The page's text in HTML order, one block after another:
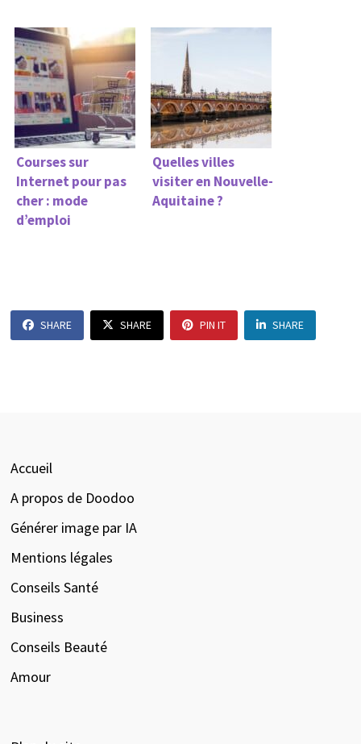
Courses sur
Internet pour pas
cher : mode
d’emploi
Quelles villes
visiter en Nouvelle-
Aquitaine ?
SHARE SHARE PIN IT SHARE
Accueil
A propos de Doodoo
Générer image par IA
Mentions légales
Conseils Santé
Business
Conseils Beauté
Amour